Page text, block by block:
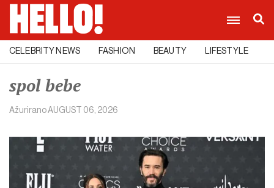
CELEBRITY NEWS FASHION BEAUTY LIFESTYLE
spol bebe
AžuriranoAUGUST 06, 2026